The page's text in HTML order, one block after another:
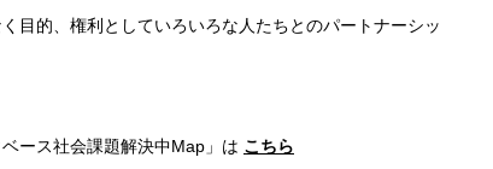
目的、権利としていろいろな人たちとのパートナーシッ
ース社会課題解決中Map」は こちら